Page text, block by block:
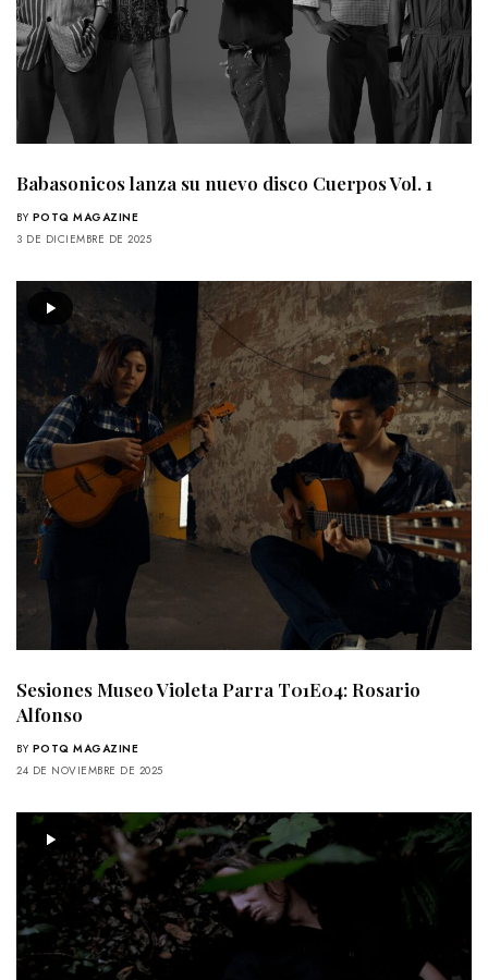
Babasonicos lanza su nuevo disco Cuerpos Vol. 1
BY POTQ MAGAZINE
3 DE DICIEMBRE DE 2025
Sesiones Museo Violeta Parra T01E04: Rosario
Alfonso
BY POTQ MAGAZINE
24 DE NOVIEMBRE DE 2025